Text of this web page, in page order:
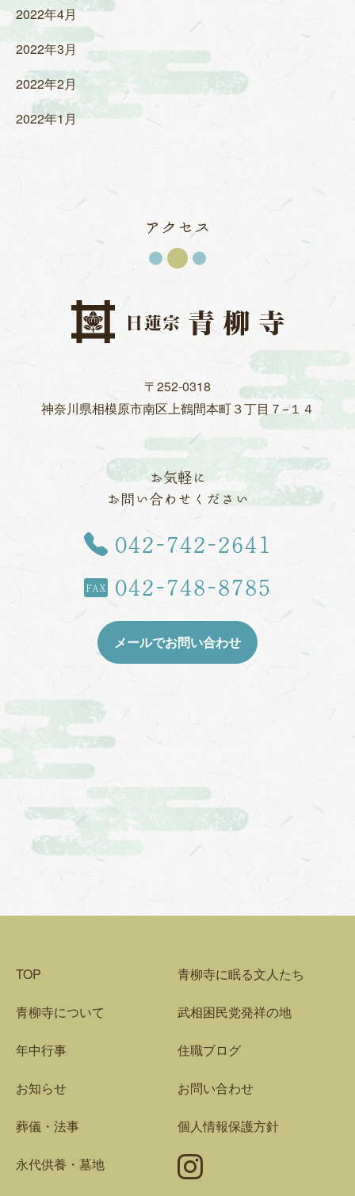
2022年4月
2022年3月
2022年2月
2022年1月
アクセス
〒252-0318
神奈川県相模原市南区上鶴間本町３丁目７−１４
お気軽に
お問い合わせください
TEL
042-742-2641
FAX 042-748-8785
メールでお問い合わせ
TOP
青柳寺について
年中行事
お知らせ
葬儀・法事
永代供養・墓地
青柳寺に眠る文人たち
武相困民党発祥の地
住職ブログ
お問い合わせ
個人情報保護方針
Instagram